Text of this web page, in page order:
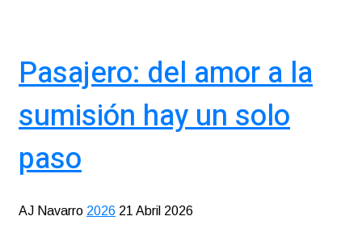
Pasajero: del amor a la
sumisión hay un solo
paso
AJ Navarro 2026 21 Abril 2026